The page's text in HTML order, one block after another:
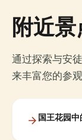
附近
通过探索与安
来丰富您的参
国王花园中